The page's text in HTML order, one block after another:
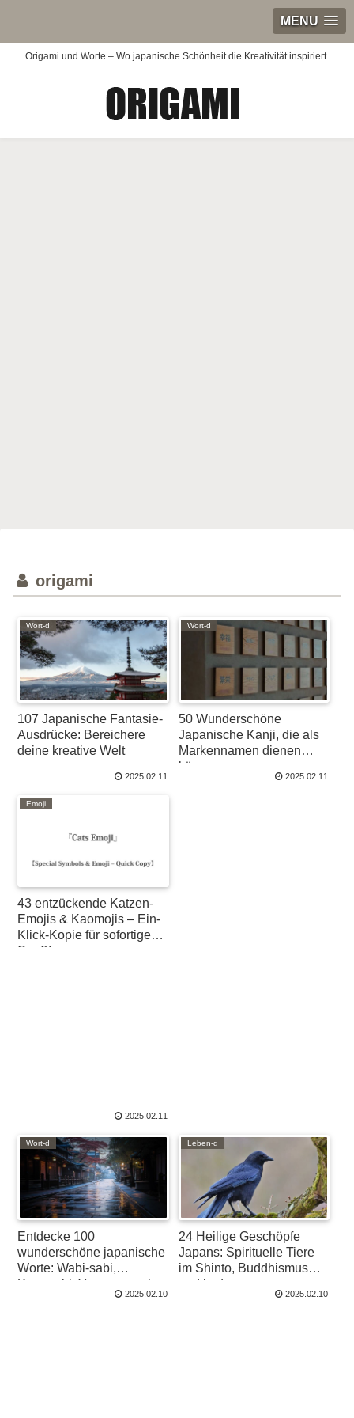
MENU
Origami und Worte – Wo japanische Schönheit die Kreativität inspiriert.
origami
Wort-d
107 Japanische Fantasie-
Ausdrücke: Bereichere
deine kreative Welt
2025.02.11
Wort-d
50 Wunderschöne
Japanische Kanji, die als
Markennamen dienen
können
2025.02.11
Emoji
43 entzückende Katzen-
Emojis & Kaomojis – Ein-
Klick-Kopie für sofortigen
Spaß!
2025.02.11
Wort-d
Entdecke 100
wunderschöne japanische
Worte: Wabi-sabi,
Komorebi, Yūgen & mehr
2025.02.10
Leben-d
24 Heilige Geschöpfe
Japans: Spirituelle Tiere
im Shinto, Buddhismus
und in der
Volksüberlieferung 2025.02.10